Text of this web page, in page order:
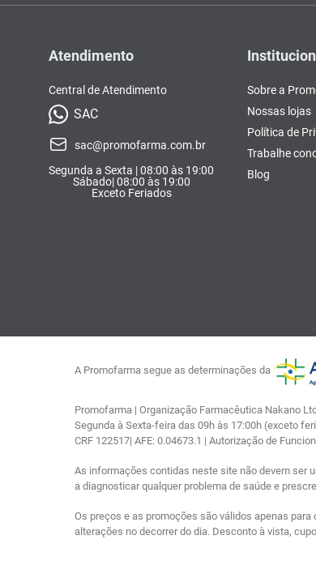
Atendimento
Central de Atendimento
SAC
sac@promofarma.com.br
Segunda a Sexta | 08:00 às 19:00
Sábado| 08:00 às 19:00
Exceto Feriados
Sobre a
Nossas lojas
Política de
Trabalhe
Blog
A Promofarma segue as determinações da
Promofarma | Organização Farmacêutica Nakano
Segunda à Sexta-feira das 09h às 17:00h (exceto
CRF 122517| AFE: 0.04673.1 | Autorização de
As informações contidas neste site não devem ser
a diagnosticar qualquer problema de saúde e
Os preços e as promoções são válidos apenas
alterações no decorrer do dia. Desconto à vista,